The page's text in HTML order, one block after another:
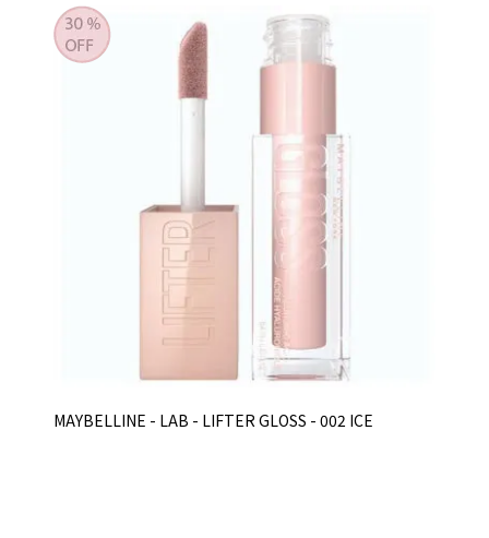
MAYBELLINE - LAB - LIFTER GLOSS - 002 ICE